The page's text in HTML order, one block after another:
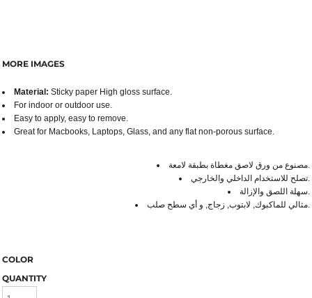
MORE IMAGES
Material: Sticky paper High gloss surface.
For indoor or outdoor use.
Easy to apply, easy to remove.
Great for Macbooks, Laptops, Glass, and any flat non-porous surface.
مصنوع من ورق لاصق مغطاة بطبقة لامعة.
تصلح للاستخدام الداخلي والخارجي.
سهلة اللصق والإزالة.
مثالي للماكبوك, لابتوب, زجاج, و أي سطح صلب.
COLOR
QUANTITY